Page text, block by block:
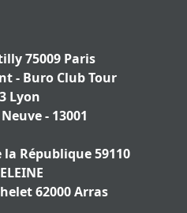
75009 Paris
- Buro Club Tour
Lyon
- 13001
la République 59110
62000 Arras